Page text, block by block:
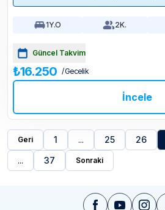
1Y.O 2K.
Güncel Takvim
₺16.250 / Gecelik
İncele
Geri 1 ... 25 26
...
37 Sonraki